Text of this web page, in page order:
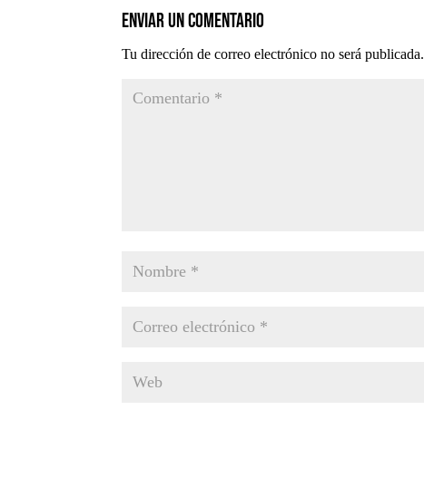
Enviar un comentario
Tu dirección de correo electrónico no será publicada.